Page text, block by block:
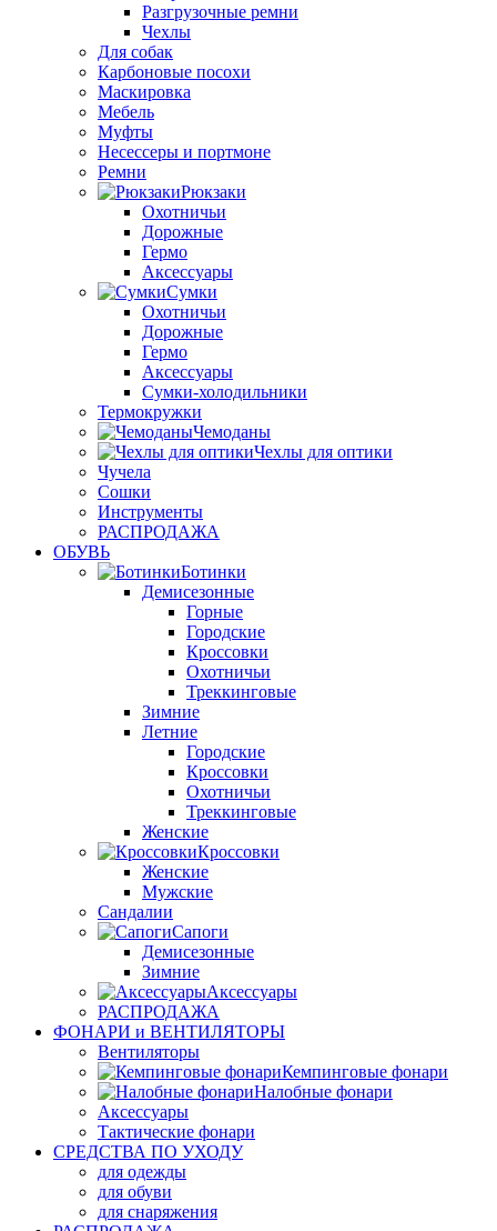
Разгрузочные ремни
Чехлы
Для собак
Карбоновые посохи
Маскировка
Мебель
Муфты
Несессеры и портмоне
Ремни
Рюкзаки
Охотничьи
Дорожные
Гермо
Аксессуары
Сумки
Охотничьи
Дорожные
Гермо
Аксессуары
Сумки-холодильники
Термокружки
Чемоданы
Чехлы для оптики
Чучела
Сошки
Инструменты
РАСПРОДАЖА
ОБУВЬ
Ботинки
Демисезонные
Горные
Городские
Кроссовки
Охотничьи
Треккинговые
Зимние
Летние
Городские
Кроссовки
Охотничьи
Треккинговые
Женские
Кроссовки
Женские
Мужские
Сандалии
Сапоги
Демисезонные
Зимние
Аксессуары
РАСПРОДАЖА
ФОНАРИ и ВЕНТИЛЯТОРЫ
Вентиляторы
Кемпинговые фонари
Налобные фонари
Аксессуары
Тактические фонари
СРЕДСТВА ПО УХОДУ
для одежды
для обуви
для снаряжения